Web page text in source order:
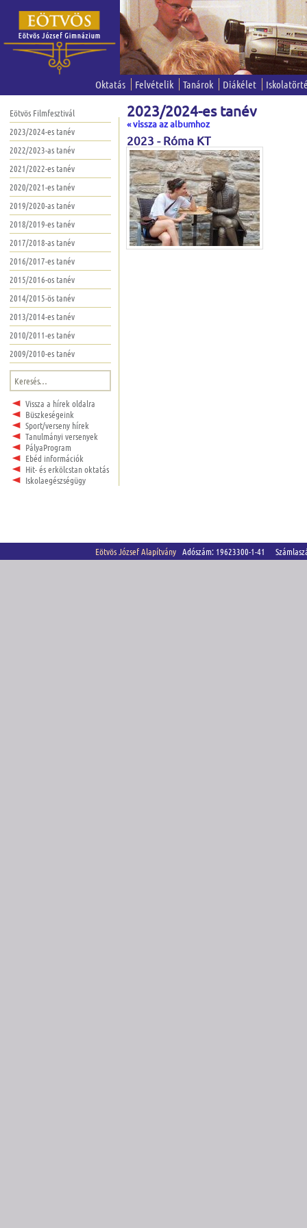
Oktatás Felvételik Tanárok Diákélet
Eötvös Filmfesztivál
2023/2024-es tanév
2022/2023-as tanév
2021/2022-es tanév
2020/2021-es tanév
2019/2020-as tanév
2018/2019-es tanév
2017/2018-as tanév
2016/2017-es tanév
2015/2016-os tanév
2014/2015-ös tanév
2013/2014-es tanév
2010/2011-es tanév
2009/2010-es tanév
Keresés:
Vissza a hírek oldalra
Büszkeségeink
Sport/verseny hírek
Tanulmányi versenyek
PályaProgram
Ebéd információk
Hit- és erkölcstan oktatás
Iskolaegészségügy
2023/2024-es tanév
« vissza az albumhoz
2023 - Róma KT
Eötvös József Alapítvány Adószám: 19623300-1-41